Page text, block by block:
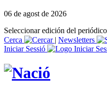
06 de agost de 2026
Seleccionar edición del periódico
Cerca
| Newsletters
Iniciar Sessió